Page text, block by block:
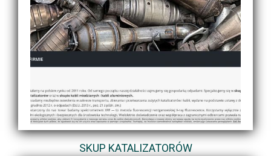
SKUP KATALIZATORÓW